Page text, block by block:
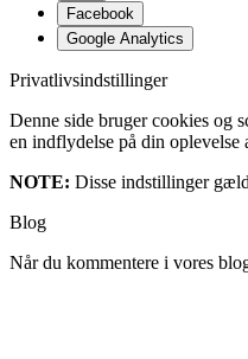
Facebook
Google Analytics
Privatlivsindstillinger
Denne side bruger cookies og
en indflydelse på din oplevelse
NOTE: Disse indstillinger
Blog
Når du kommentere i vores